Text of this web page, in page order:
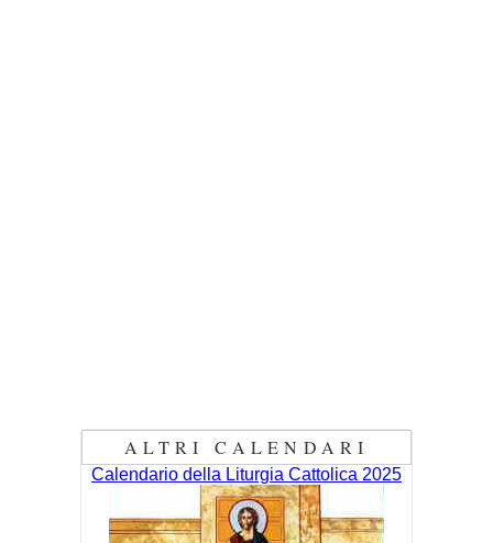
ALTRI CALENDARI
Calendario della Liturgia Cattolica 2025